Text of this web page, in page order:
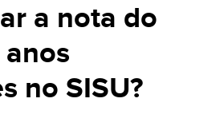
a nota do
no SISU?